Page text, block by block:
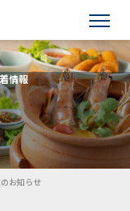
情報
お知らせ